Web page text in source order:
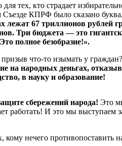
тех, кто страдает
Съезде КПРФ было сказано
лежат 67 триллионов рублей
Три бюджета — это
полное безобразие!».
призыв что-то изымать у граждан?
на народных деньгах,
в науку и образование!
сбережений народа! Это
И это мы выступаем
нечего